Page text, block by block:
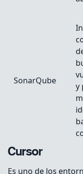
SonarQube
y
Cursor
Es uno de los